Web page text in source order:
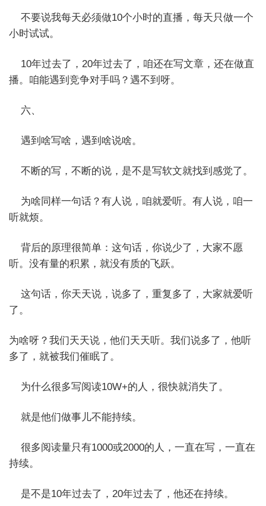
不要说我每天必须做10个小时的直播，每天只做一个
小时试试。
10年过去了，20年过去了，咱还在写文章，还在做直
播。咱能遇到竞争对手吗？遇不到呀。
六、
遇到啥写啥，遇到啥说啥。
不断的写，不断的说，是不是写软文就找到感觉了。
为啥同样一句话？有人说，咱就爱听。有人说，咱一
听就烦。
背后的原理很简单：这句话，你说少了，大家不愿
听。没有量的积累，就没有质的飞跃。
这句话，你天天说，说多了，重复多了，大家就爱听
了。
为啥呀？我们天天说，他们天天听。我们说多了，他听
多了，就被我们催眠了。
为什么很多写阅读10W+的人，很快就消失了。
就是他们做事儿不能持续。
很多阅读量只有1000或2000的人，一直在写，一直在
持续。
是不是10年过去了，20年过去了，他还在持续。